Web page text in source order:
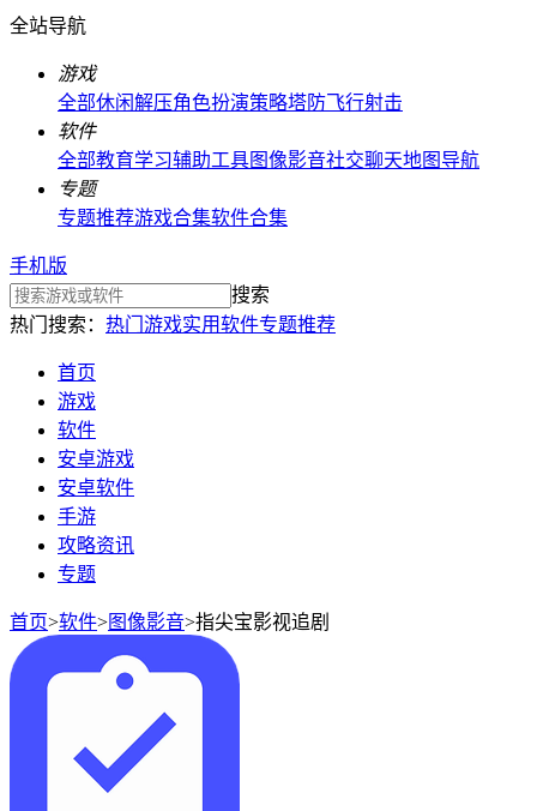
全站导航
游戏
全部休闲解压角色扮演策略塔防飞行射击
软件
全部教育学习辅助工具图像影音社交聊天地图导航
专题
专题推荐游戏合集软件合集
手机版
搜索
热门搜索： 热门游戏实用软件专题推荐
首页
游戏
软件
安卓游戏
安卓软件
手游
攻略资讯
专题
首页>软件>图像影音>指尖宝影视追剧